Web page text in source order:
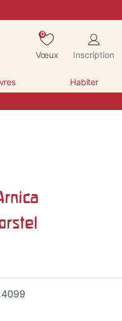
0
Vœux Inscription
Habiter